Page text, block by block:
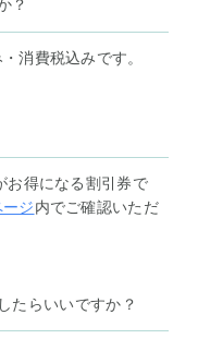
？
消費税込みです。
お得になる割引券で
ジ内でご確認いただ
たらいいですか？